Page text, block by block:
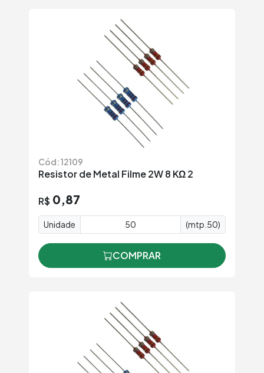
Cód: 12109
Resistor de Metal Filme 2W 8 KΩ 2
R$ 0,87
Unidade (mtp.50)
COMPRAR